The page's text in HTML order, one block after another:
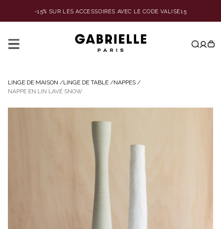
-15% SUR LES ACCESSOIRES AVEC LE CODE VALISE15
LINGE DE MAISON /LINGE DE TABLE /NAPPES /
NAPPE EN LIN LAVÉ SNOW